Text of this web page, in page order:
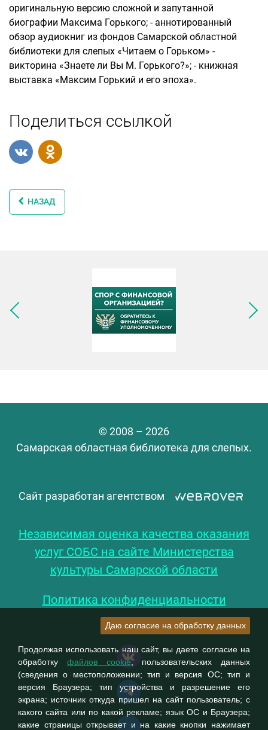
оригинальную версию сложной и запутанной
биографии Максима Горького; - аннотированный
обзор аудиокниг из фондов Самарской областной
библиотеки для слепых «Читаем о Горьком» -
викторина «Знаете ли Вы М. Горького?»; - книжная
выставка «Максим Горький и его эпоха».
Поделиться ссылкой
НАЗАД
Следующее изображение
© 2008 – 2026
Самарская областная библиотека для слепых.
Сайт разработан агентством
Независимая оценка качества оказания
услуг СОБС на сайте Министерства
культуры Самарской области
Политика конфиденциальности
Даю согласие на обработку данных
Продолжая использовать наш сайт, вы даете согласие на
обработку файлов cookie, пользовательских данных
(сведения о местоположении; тип и версия ОС; тип и
версия Браузера; тип устройства и разрешение его
экрана; источник откуда пришел на сайт пользователь; с
какого сайта или по какой рекламе; язык ОС и Браузера;
какие страницы открывает и на какие кнопки нажимает